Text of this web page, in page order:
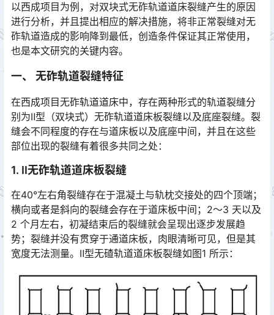
以西成项目为例，对双块式无砟轨道道床裂缝产生的原因
进行分析，并且提出相应的解决措施，将非正常裂缝对无
砟轨道造成的影响降到最低，创造条件保证其正常使用，
也是本文研究的关键内容。󠅅󠅃󠄵󠅂󠄪󠇖󠆨󠆨󠇕󠆞󠆒󠅬󠇘󠆭󠆘󠇙󠆝󠅵󠇗󠆭󠆁󠄐󠇗󠅹󠅸󠇖󠆍󠅳󠇖󠅹󠅰󠇖󠆌󠅹
一、 无砟轨道裂缝特征
在西成项目无砟轨道道床中，存在两种形式的轨道裂缝分
别为Ⅱ型（双块式）无砟轨道道床板裂缝以及底座裂缝。裂
缝会不同程度的存在与道床板以及底座中间，并且在这些
部位出现的裂缝有着很多共同之处：󠅅󠅃󠄵󠅂󠄪󠇖󠆨󠆨󠇕󠆞󠆒󠅬󠇘󠆭󠆘󠇙󠆝󠅵󠇗󠆭󠆁󠄐󠇗󠅹󠅸󠇖󠆍󠅳󠇖󠅹󠅰󠇖󠆌󠅹
1. Ⅱ无砟轨道道床板裂缝
在40°左右角裂缝存在于混凝土与轨枕交接处的四个顶端；
横向或者是斜向的裂缝会存在于道床板中间；2～3 天以及
2 个月左右，初凝结束后的裂缝就会呈现出逐步发展趋
势；裂缝并没有贯穿于通道床板，肉眼清晰可见，但是其
宽度无法测量。Ⅱ型无碴轨道道床板裂缝如图1 所示：󠅅󠅃󠄵󠅂󠄪󠇖󠆨󠆨󠇕󠆞󠆒󠅬󠇘󠆭󠆘󠇙󠆝󠅵󠇗󠆭󠆁󠄐󠇗󠅹󠅸󠇖󠆍󠅳󠇖󠅹󠅰󠇖󠆌󠅹